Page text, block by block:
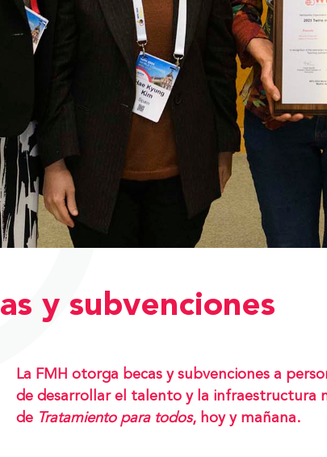
y subvenciones
La FMH otorga becas y subvenciones a
de desarrollar el talento y la infraestructura
de Tratamiento para todos, hoy y mañana.